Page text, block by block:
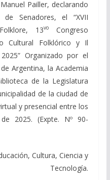
Pailler, declarando
Senadores, el “XVII
13vo
Congreso
Cultural Folklórico y Il
Organizado por el
Argentina, la Academia
de la Legislatura
de la ciudad de
y presencial entre los
2025. (Expte. Nº 90-
Cultura, Ciencia y
Tecnología.